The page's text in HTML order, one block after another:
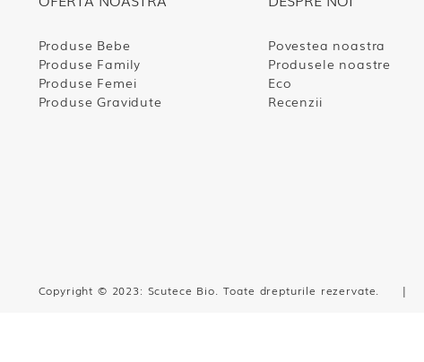
Produse Bebe
Produse Family
Produse Femei
Produse Gravidute
Povestea noastra
Produsele noastre
Eco
Recenzii
Copyright © 2023: Scutece Bio. Toate drepturile rezervate. |